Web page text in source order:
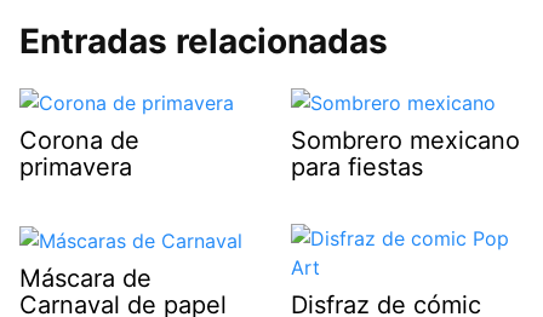
Entradas relacionadas
Corona de
primavera
Sombrero mexicano
para fiestas
Máscara de
Carnaval de papel
Disfraz de cómic